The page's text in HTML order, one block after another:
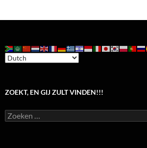
ZOEKT, EN GIJ ZULT VINDEN!!!
Zoeken
naar: